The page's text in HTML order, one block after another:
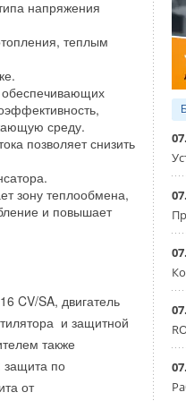
напряжения
теплым
обеспечивающих
среду.
позволяет снизить
зону теплообмена,
и повышает
CV/SA, двигатель
и защитной
также
защита по
от
и его современный
моделей котлов
так и ноту hi-tech
млрд иен в
из-за сокращения
для жилищного
оставались
снижению
клиентов).
снизились в связи с
на прибыль.
иен по сравнению
бизнеса
Доналоговая
достигла 254,5
млрд иен.